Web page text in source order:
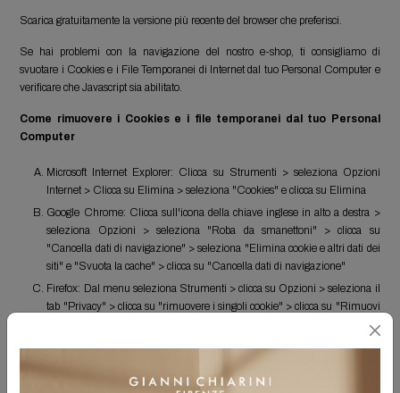
Scarica gratuitamente la versione più recente del browser che preferisci.
Se hai problemi con la navigazione del nostro e-shop, ti consigliamo di
svuotare i Cookies e i File Temporanei di Internet dal tuo Personal Computer e
verificare che Javascript sia abilitato.
Come rimuovere i Cookies e i file temporanei dal tuo Personal
Computer
Microsoft Internet Explorer: Clicca su Strumenti > seleziona Opzioni
Internet > Clicca su Elimina > seleziona "Cookies" e clicca su Elimina
Google Chrome: Clicca sull'icona della chiave inglese in alto a destra >
seleziona Opzioni > seleziona "Roba da smanettoni" > clicca su
"Cancella dati di navigazione" > seleziona "Elimina cookie e altri dati dei
siti" e "Svuota la cache" > clicca su "Cancella dati di navigazione"
Firefox: Dal menu seleziona Strumenti > clicca su Opzioni > seleziona il
tab "Privacy" > clicca su "rimuovere i singoli cookie" > clicca su "Rimuovi
Safari: Dal menu in alto clicca sul tab Safari > seleziona Preferenze >
"Mostra Cookie" > clicca su "Rimuovi tutto" > se richiesto, inserisci il tuo